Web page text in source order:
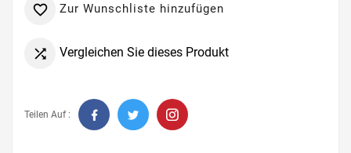
 Zur Wunschliste hinzufügen
 Vergleichen Sie dieses Produkt
Teilen Auf :